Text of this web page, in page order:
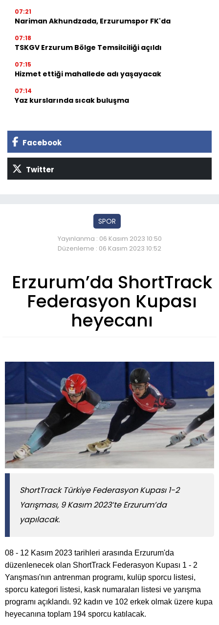
07:21
Nariman Akhundzada, Erzurumspor FK'da
07:18
TSKGV Erzurum Bölge Temsilciliği açıldı
07:15
Hizmet ettiği mahallede adı yaşayacak
07:14
Yaz kurslarında sıcak buluşma
Facebook
Twitter
SPOR
Yayınlanma : 06 Kasım 2023 10:50
Düzenleme : 06 Kasım 2023 10:52
Erzurum’da ShortTrack
Federasyon Kupası
heyecanı
ShortTrack Türkiye Federasyon Kupası 1-2
Yarışması, 9 Kasım 2023’te Erzurum’da
yapılacak.
08 - 12 Kasım 2023 tarihleri arasında Erzurum'da
düzenlenecek olan ShortTrack Federasyon Kupası 1 - 2
Yarışması'nın antrenman programı, kulüp sporcu listesi,
sporcu kategori listesi, kask numaraları listesi ve yarışma
programı açıklandı. 92 kadın ve 102 erkek olmak üzere kupa
heyecanına toplam 194 sporcu katılacak.